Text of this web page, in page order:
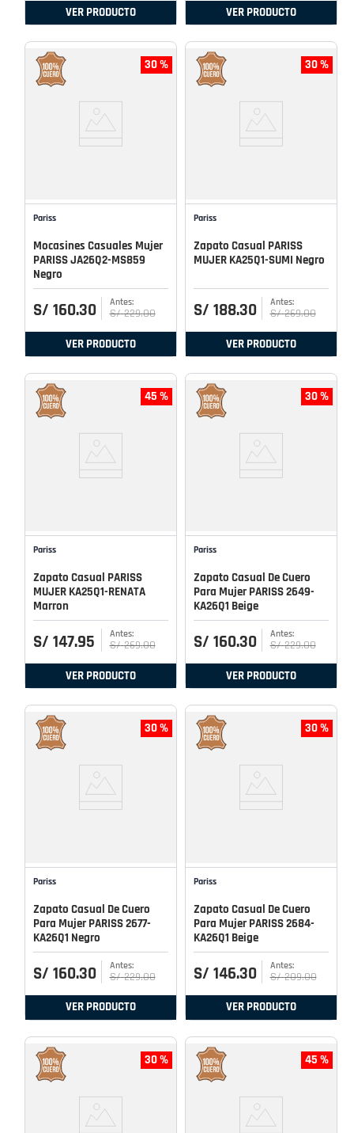
VER PRODUCTO VER PRODUCTO
30 %
Pariss
Mocasines Casuales Mujer
PARISS JA26Q2-MS859
Negro
S/ 160.30 S/ 229.00
VER PRODUCTO
30 %
Pariss
Zapato Casual PARISS
MUJER KA25Q1-SUMI Negro
S/ 188.30 S/ 269.00
VER PRODUCTO
45 %
Pariss
Zapato Casual PARISS
MUJER KA25Q1-RENATA
Marron
S/ 147.95 S/ 269.00
VER PRODUCTO
30 %
Pariss
Zapato Casual De Cuero
Para Mujer PARISS 2649-
KA26Q1 Beige
S/ 160.30 S/ 229.00
VER PRODUCTO
30 %
Pariss
Zapato Casual De Cuero
Para Mujer PARISS 2677-
KA26Q1 Negro
S/ 160.30 S/ 229.00
VER PRODUCTO
30 %
Pariss
Zapato Casual De Cuero
Para Mujer PARISS 2684-
KA26Q1 Beige
S/ 146.30 S/ 209.00
VER PRODUCTO
30 % 45 %